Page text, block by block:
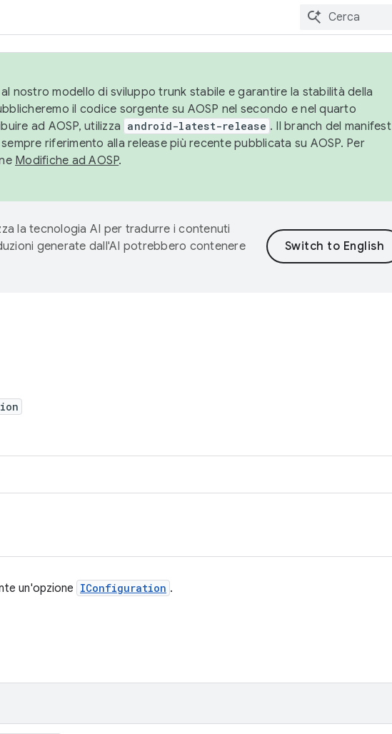
nostro modello di sviluppo trunk stabile e garantire la stabilità della
il codice sorgente su AOSP nel secondo e nel quarto
ad AOSP, utilizza android-latest-release . Il branch del manifest
riferimento alla release più recente pubblicata su AOSP. Per
Modifiche ad AOSP.
la tecnologia AI per tradurre i contenuti
generate dall'AI potrebbero contenere
un'opzione IConfiguration .